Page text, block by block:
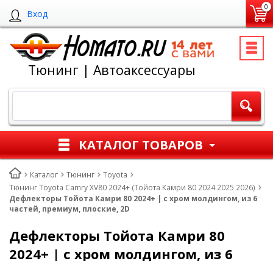
Вход
0
Тюнинг | Автоаксессуары
КАТАЛОГ ТОВАРОВ
Каталог Тюнинг
Toyota
Тюнинг Toyota Camry XV80 2024+ (Тойота Камри 80 2024 2025 2026)
Дефлекторы Тойота Камри 80 2024+ | с хром молдингом, из 6
частей, премиум, плоские, 2D
Дефлекторы Тойота Камри 80
2024+ | с хром молдингом, из 6